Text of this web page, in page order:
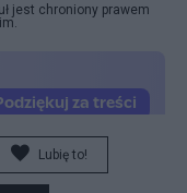
jest chroniony prawem
Lubię to!